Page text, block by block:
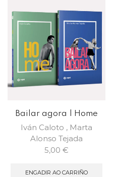
Bailar agora | Home
Iván Caloto , Marta
Alonso Tejada
5,00 €
ENGADIR AO CARRIÑO